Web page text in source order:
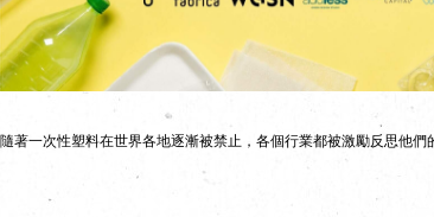
隨著一次性塑料在世界各地逐漸被禁止，各個行業都被激勵反思他們